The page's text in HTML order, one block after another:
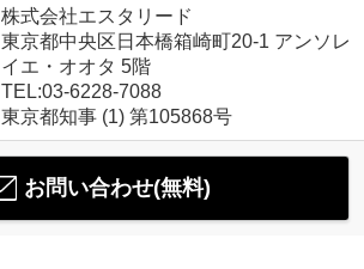
株式会社エスタリード
東京都中央区日本橋箱崎町20-1 アンソレ
イエ・オオタ 5階
TEL:03-6228-7088
東京都知事 (1) 第105868号
お問い合わせ(無料)